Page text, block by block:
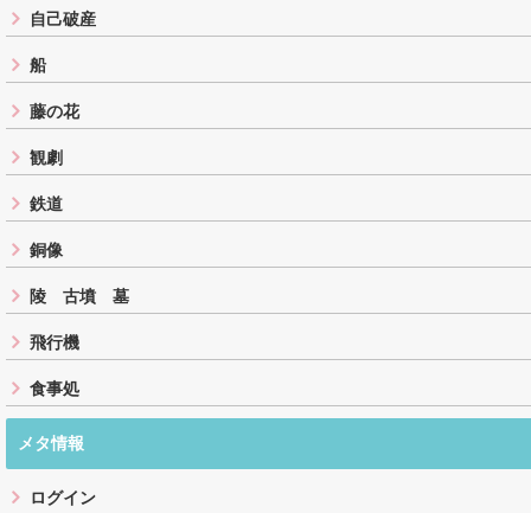
自己破産
船
藤の花
観劇
鉄道
銅像
陵 古墳 墓
飛行機
食事処
メタ情報
ログイン